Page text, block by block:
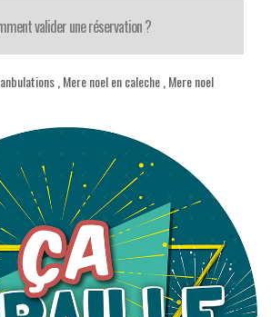
valider une réservation ?
Mere noel en caleche Mere noel